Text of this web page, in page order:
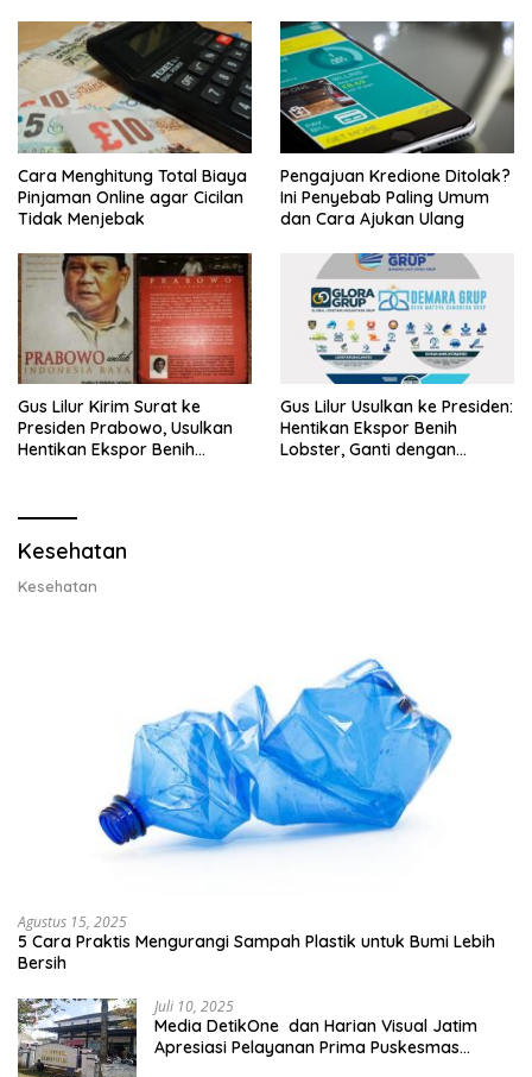
Cara Menghitung Total Biaya
Pinjaman Online agar Cicilan
Tidak Menjebak
Pengajuan Kredione Ditolak?
Ini Penyebab Paling Umum
dan Cara Ajukan Ulang
Gus Lilur Kirim Surat ke
Presiden Prabowo, Usulkan
Hentikan Ekspor Benih
Gus Lilur Usulkan ke Presiden:
Hentikan Ekspor Benih
Lobster, Ganti dengan
Kesehatan
Kesehatan
Agustus 15, 2025
5 Cara Praktis Mengurangi Sampah Plastik untuk Bumi Lebih
Bersih
Juli 10, 2025
Media DetikOne dan Harian Visual Jatim
Apresiasi Pelayanan Prima Puskesmas